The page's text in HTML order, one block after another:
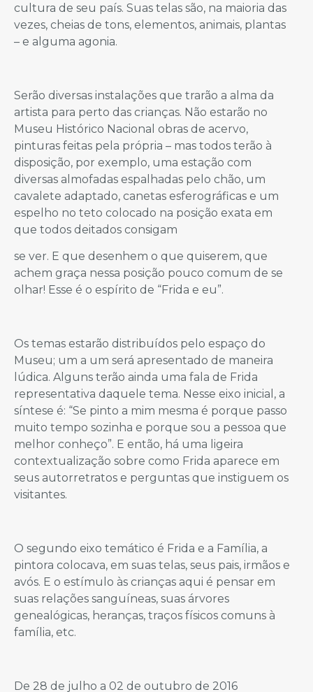
cultura de seu país. Suas telas são, na maioria das
vezes, cheias de tons, elementos, animais, plantas
– e alguma agonia.
Serão diversas instalações que trarão a alma da
artista para perto das crianças. Não estarão no
Museu Histórico Nacional obras de acervo,
pinturas feitas pela própria – mas todos terão à
disposição, por exemplo, uma estação com
diversas almofadas espalhadas pelo chão, um
cavalete adaptado, canetas esferográficas e um
espelho no teto colocado na posição exata em
que todos deitados consigam
se ver. E que desenhem o que quiserem, que
achem graça nessa posição pouco comum de se
olhar! Esse é o espírito de “Frida e eu”.
Os temas estarão distribuídos pelo espaço do
Museu; um a um será apresentado de maneira
lúdica. Alguns terão ainda uma fala de Frida
representativa daquele tema. Nesse eixo inicial, a
síntese é: “Se pinto a mim mesma é porque passo
muito tempo sozinha e porque sou a pessoa que
melhor conheço”. E então, há uma ligeira
contextualização sobre como Frida aparece em
seus autorretratos e perguntas que instiguem os
visitantes.
O segundo eixo temático é Frida e a Família, a
pintora colocava, em suas telas, seus pais, irmãos e
avós. E o estímulo às crianças aqui é pensar em
suas relações sanguíneas, suas árvores
genealógicas, heranças, traços físicos comuns à
família, etc.
De 28 de julho a 02 de outubro de 2016